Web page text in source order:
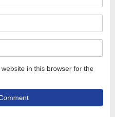
in this browser for the